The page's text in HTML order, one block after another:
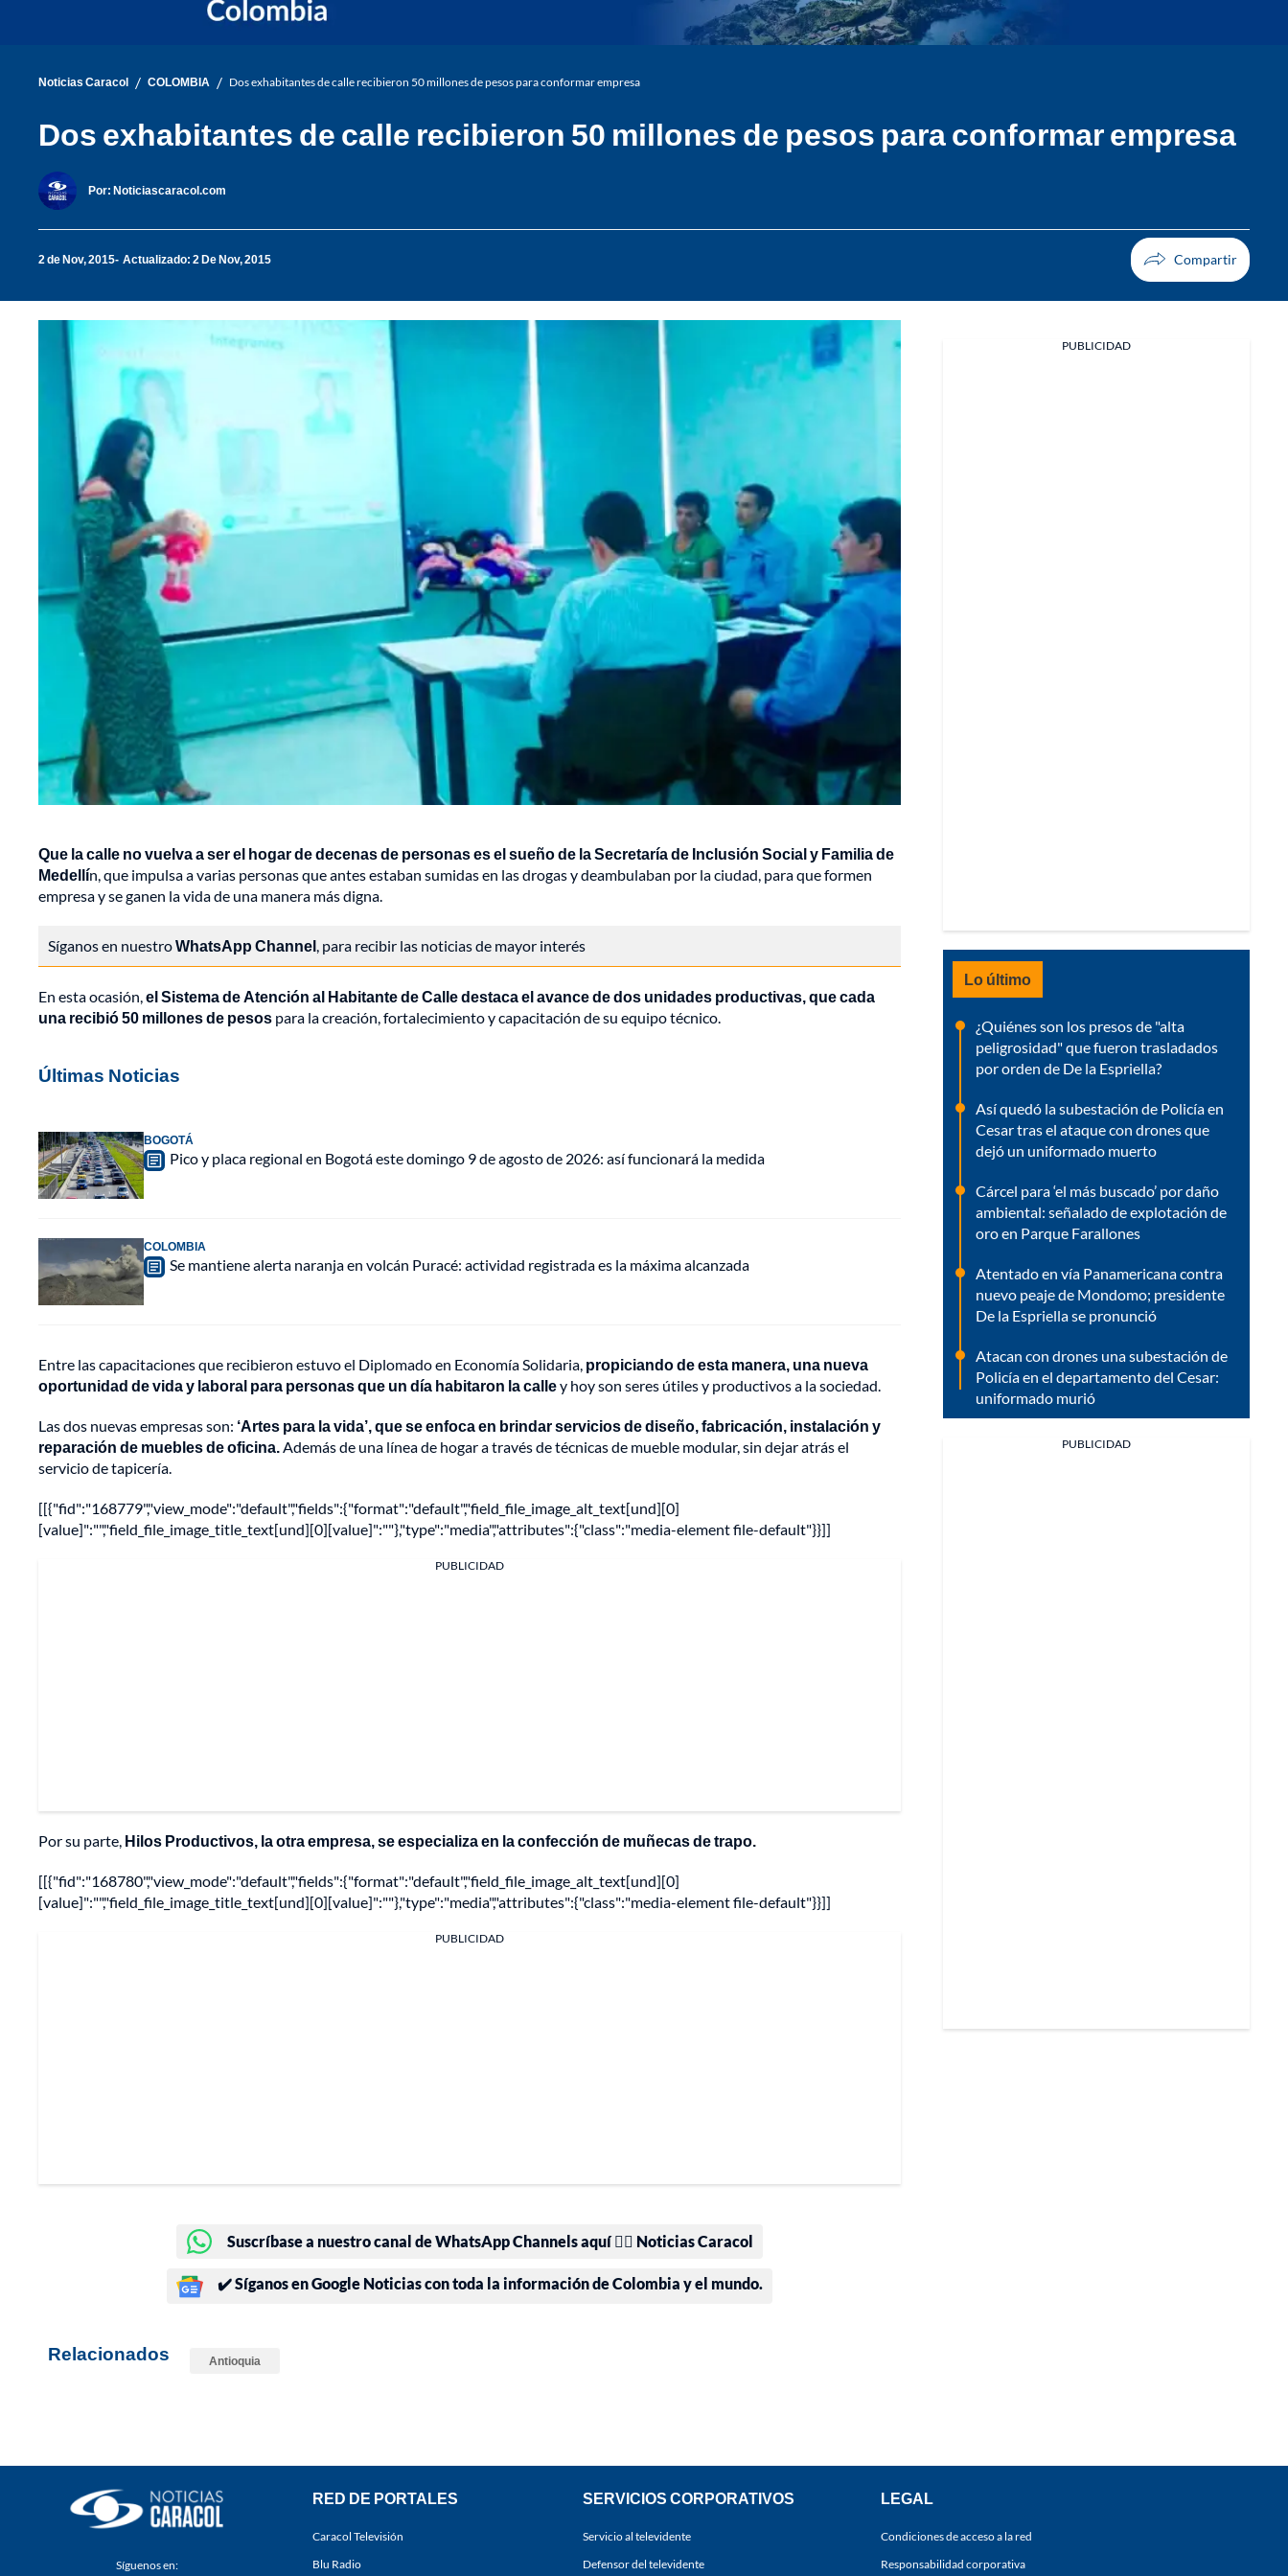
Noticias Caracol / COLOMBIA / Dos exhabitantes de calle recibieron 50 millones de pesos para conformar empresa
Dos exhabitantes de calle recibieron 50 millones de pesos para conformar empresa
Por: Noticiascaracol.com
2 de Nov, 2015 Actualizado: 2 De Nov, 2015
Que la calle no vuelva a ser el hogar de decenas de personas es el sueño de la Secretaría de Inclusión Social y Familia de
Medellín, que impulsa a varias personas que antes estaban sumidas en las drogas y deambulaban por la ciudad, para que formen
empresa y se ganen la vida de una manera más digna.
Síganos en nuestroWhatsApp Channel, para recibir las noticias de mayor interés
En esta ocasión,el Sistema de Atención al Habitante de Calle destaca el avance de dos unidades productivas, que cada
una recibió 50 millones de pesos para la creación, fortalecimiento y capacitación de su equipo técnico.
Últimas Noticias
BOGOTÁ
Pico y placa regional en Bogotá este domingo 9 de agosto de 2026: así funcionará la medida
COLOMBIA
Se mantiene alerta naranja en volcán Puracé: actividad registrada es la máxima alcanzada
Entre las capacitaciones que recibieron estuvo el Diplomado en Economía Solidaria, propiciando de esta manera, una nueva
oportunidad de vida y laboral para personas que un día habitaron la calley hoy son seres útiles y productivos a la sociedad.
Las dos nuevas empresas son: ‘Artes para la vida’, que se enfoca en brindar servicios de diseño, fabricación, instalación y
reparación de muebles de oficina.Además de una línea de hogar a través de técnicas de mueble modular, sin dejar atrás el
servicio de tapicería.
[[{"fid":"168779","view_mode":"default","fields":{"format":"default","field_file_image_alt_text[und][0]
[value]":"","field_file_image_title_text[und][0][value]":""},"type":"media","attributes":{"class":"media-element file-default"}}]]
PUBLICIDAD
Por su parte, Hilos Productivos, la otra empresa, se especializa en la confección de muñecas de trapo.
[[{"fid":"168780","view_mode":"default","fields":{"format":"default","field_file_image_alt_text[und][0]
[value]":"","field_file_image_title_text[und][0][value]":""},"type":"media","attributes":{"class":"media-element file-default"}}]]
PUBLICIDAD
Suscríbase a nuestro canal de WhatsApp Channels aquí 👉🏻 Noticias Caracol
✔️ Síganos en Google Noticias con toda la información de Colombia y el mundo.
Relacionados Antioquia
PUBLICIDAD
Lo último
¿Quiénes son los presos de "alta
peligrosidad" que fueron trasladados
por orden de De la Espriella?
Así quedó la subestación de Policía en
Cesar tras el ataque con drones que
dejó un uniformado muerto
Cárcel para ‘el más buscado’ por daño
ambiental: señalado de explotación de
oro en Parque Farallones
Atentado en vía Panamericana contra
nuevo peaje de Mondomo; presidente
De la Espriella se pronunció
Atacan con drones una subestación de
Policía en el departamento del Cesar:
uniformado murió
PUBLICIDAD
Síguenos en:
RED DE PORTALES
Caracol Televisión
Blu Radio
SERVICIOS CORPORATIVOS
Servicio al televidente
Defensor del televidente
LEGAL
Condiciones de acceso a la red
Responsabilidad corporativa